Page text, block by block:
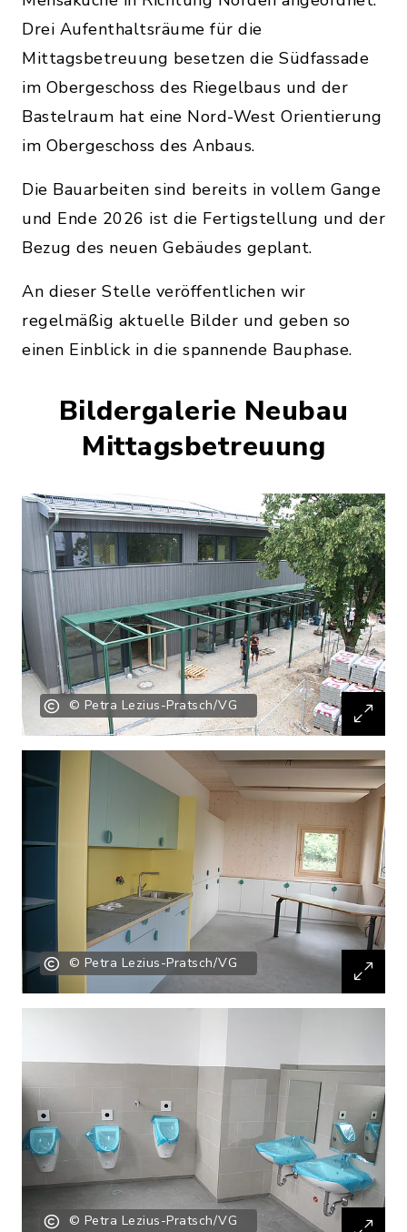
Drei Aufenthaltsräume für die
Mittagsbetreuung besetzen die Südfassade
im Obergeschoss des Riegelbaus und der
Bastelraum hat eine Nord-West Orientierung
im Obergeschoss des Anbaus.
Die Bauarbeiten sind bereits in vollem Gange
und Ende 2026 ist die Fertigstellung und der
Bezug des neuen Gebäudes geplant.
An dieser Stelle veröffentlichen wir
regelmäßig aktuelle Bilder und geben so
einen Einblick in die spannende Bauphase.
Bildergalerie Neubau
Mittagsbetreuung
© Petra Lezius-Pratsch/VG
© Petra Lezius-Pratsch/VG
© Petra Lezius-Pratsch/VG